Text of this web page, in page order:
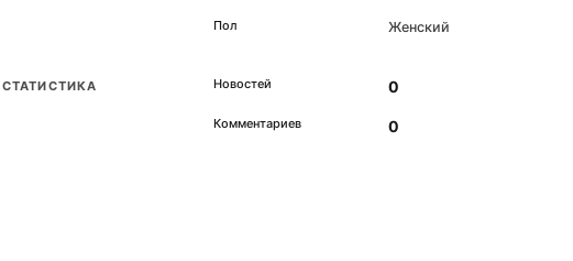
Пол Женский
СТАТИСТИКА Новостей 0
Комментариев 0